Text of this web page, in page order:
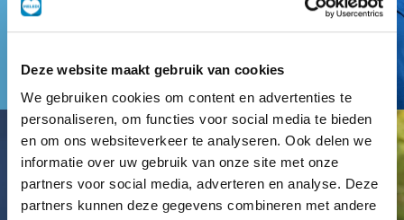
Deze website maakt gebruik van cookies
We gebruiken cookies om content en advertenties te
personaliseren, om functies voor social media te bieden
en om ons websiteverkeer te analyseren. Ook delen we
informatie over uw gebruik van onze site met onze
partners voor social media, adverteren en analyse. Deze
partners kunnen deze gegevens combineren met andere